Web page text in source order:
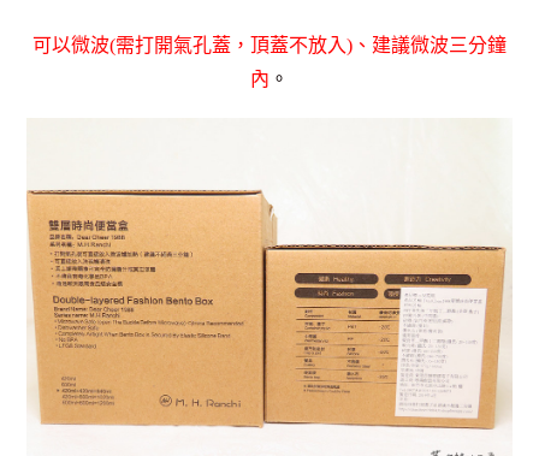
可以微波(需打開氣孔蓋，頂蓋不放入)、建議微波三分鐘
內 。